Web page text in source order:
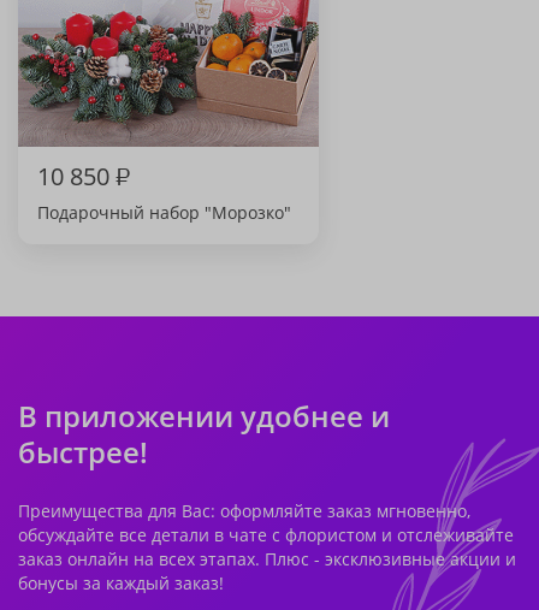
10 850₽
Подарочный набор "Морозко"
В приложении удобнее и
быстрее!
Преимущества для Вас: оформляйте заказ мгновенно,
обсуждайте все детали в чате с флористом и отслеживайте
заказ онлайн на всех этапах. Плюс - эксклюзивные акции и
бонусы за каждый заказ!